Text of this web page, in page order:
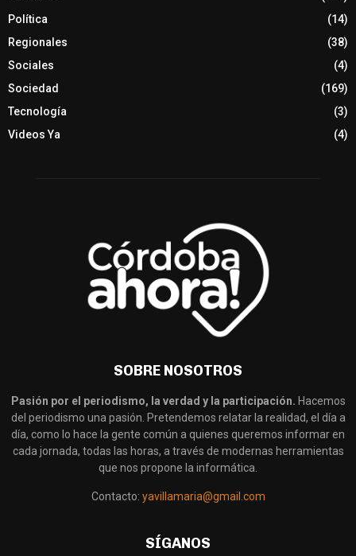
Política
(14)
Regionales
(38)
Sociales
(4)
Sociedad
(169)
Tecnología
(3)
Videos Ya
(4)
SOBRE NOSOTROS
Pasión por el periodismo, la verdad y la participación. Hacemos
del periodismo una pasión. Pretendemos relatar la realidad, el día a
día, como lo hace la gente común a quienes queremos informar en
cada jornada, todas las horas, a través de modernas herramientas
que nos propone la informática.
Contacto: yavillamaria@gmail.com
SÍGANOS